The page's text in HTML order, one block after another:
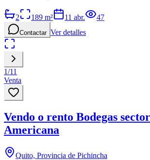
2 189 m² 11 abr. 47
Contactar Ver detalles
1/11
Venta
Vendo o rento Bodegas
Americana
Quito, Provincia de Pichincha